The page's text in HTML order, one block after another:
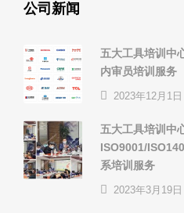
公司新闻
五大工具培训中
内审员培训服务
2023年12月1日
五大工具培训中
ISO9001/
系培训服务
2023年3月19日